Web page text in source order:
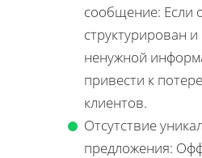
сообщение: Если
структурирован
ненужной
привести к
клиентов.
Отсутствие
предложения: